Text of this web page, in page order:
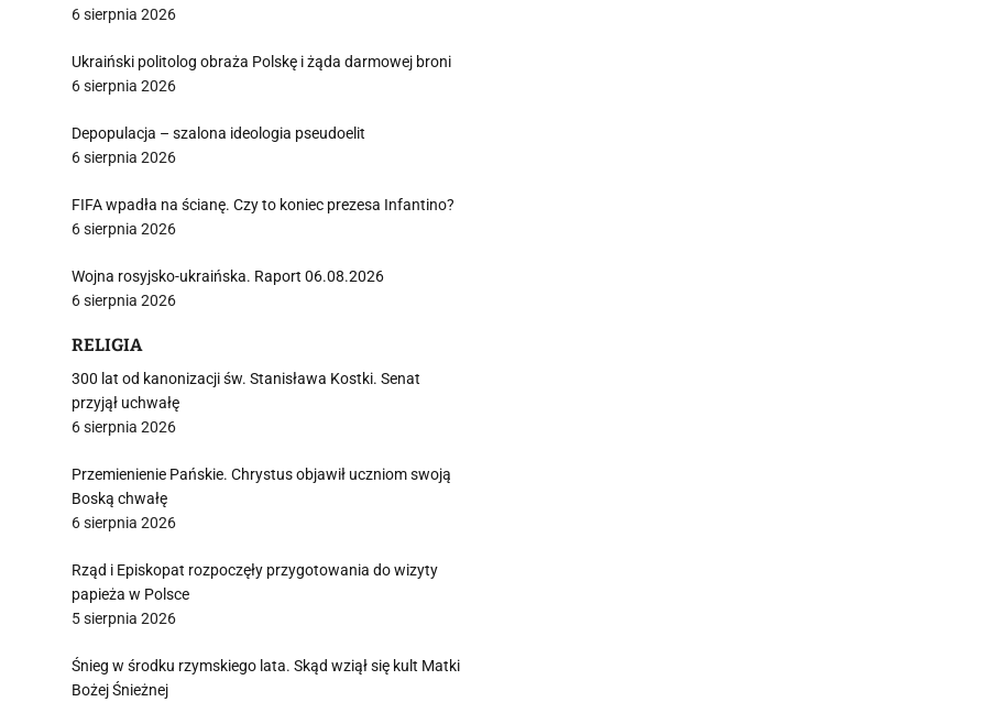
6 sierpnia 2026
Ukraiński politolog obraża Polskę i żąda darmowej broni
6 sierpnia 2026
Depopulacja – szalona ideologia pseudoelit
6 sierpnia 2026
FIFA wpadła na ścianę. Czy to koniec prezesa Infantino?
6 sierpnia 2026
Wojna rosyjsko-ukraińska. Raport 06.08.2026
6 sierpnia 2026
RELIGIA
300 lat od kanonizacji św. Stanisława Kostki. Senat
przyjął uchwałę
6 sierpnia 2026
Przemienienie Pańskie. Chrystus objawił uczniom swoją
Boską chwałę
6 sierpnia 2026
Rząd i Episkopat rozpoczęły przygotowania do wizyty
papieża w Polsce
5 sierpnia 2026
Śnieg w środku rzymskiego lata. Skąd wziął się kult Matki
Bożej Śnieżnej